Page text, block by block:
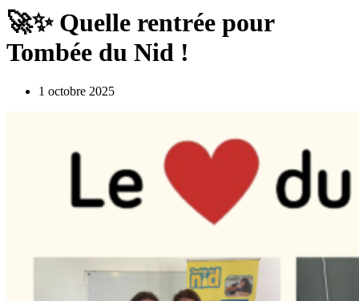
🚀✨ Quelle rentrée pour
Tombée du Nid !
1 octobre 2025